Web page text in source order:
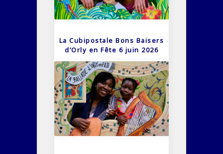
La Cubipostale Bons Baisers
d’Orly en Fête 6 juin 2026